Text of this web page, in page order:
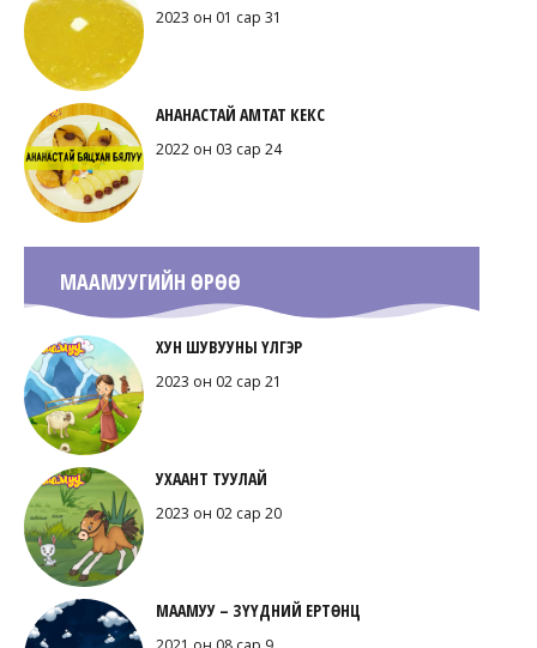
2023 он 01 сар 31
АНАНАСТАЙ АМТАТ КЕКС
2022 он 03 сар 24
МААМУУГИЙН ӨРӨӨ
ХУН ШУВУУНЫ ҮЛГЭР
2023 он 02 сар 21
УХААНТ ТУУЛАЙ
2023 он 02 сар 20
МААМУУ – ЗҮҮДНИЙ ЕРТӨНЦ